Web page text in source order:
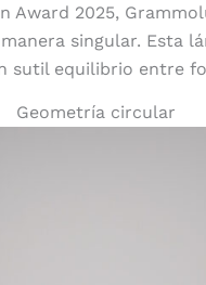
Award 2025,
singular. Esta
sutil equilibrio entre
Geometría circular